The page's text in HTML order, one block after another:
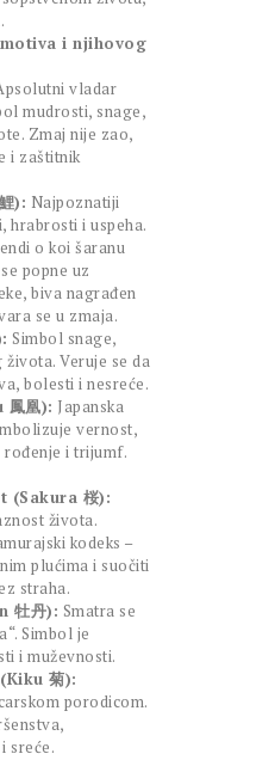
i njihovog
vladar
mudrosti, snage,
Zmaj nije zao,
i zaštitnik
): Najpoznatiji
hrabrosti i uspeha.
o koi šaranu
popne uz
biva nagrađen
se u zmaja.
Simbol snage,
Veruje se da
bolesti i nesreće.
凰): Japanska
vernost,
i trijumf.
(Sakura 桜):
života.
kodeks –
plućima i suočiti
straha.
牡丹): Smatra se
Simbol je
i muževnosti.
菊):
porodicom.
sreće.